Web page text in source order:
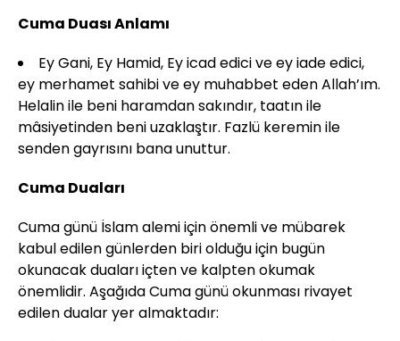
Cuma Duası Anlamı
Ey Gani, Ey Hamid, Ey icad edici ve ey iade edici,
ey merhamet sahibi ve ey muhabbet eden Allah’ım.
Helalin ile beni haramdan sakındır, taatın ile
mâsiyetinden beni uzaklaştır. Fazlü keremin ile
senden gayrısını bana unuttur.
Cuma Duaları
Cuma günü İslam alemi için önemli ve mübarek
kabul edilen günlerden biri olduğu için bugün
okunacak duaları içten ve kalpten okumak
önemlidir. Aşağıda Cuma günü okunması rivayet
edilen dualar yer almaktadır: